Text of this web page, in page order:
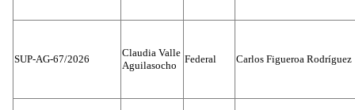
SUP-AG-67/2026
Claudia Valle
Aguilasocho
Federal Carlos Figueroa Rodríguez